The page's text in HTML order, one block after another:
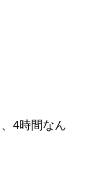
4時間なん